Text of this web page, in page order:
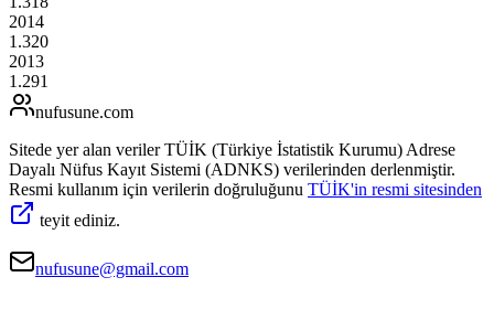
2014
1.320
2013
1.291
nufusune.com
Sitede yer alan veriler TÜİK (Türkiye İstatistik Kurumu) Adrese
Dayalı Nüfus Kayıt Sistemi (ADNKS) verilerinden derlenmiştir.
Resmi kullanım için verilerin doğruluğunu TÜİK'in resmi sitesinden
teyit ediniz.
nufusune@gmail.com